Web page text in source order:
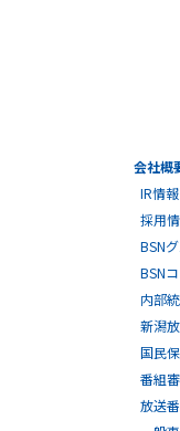
会社概
IR情報
採用
BSN
BSN
内部
新潟
国民
番組
放送
一般